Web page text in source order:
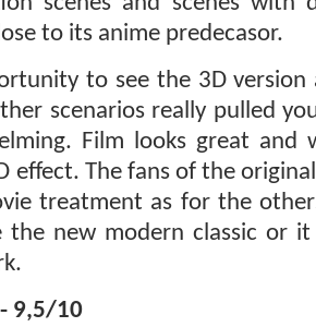
to its anime predecasor.
to see the 3D
scenarios really pulled
Film looks great and
effect. The fans of the
treatment as for the
the new modern classic or
9,5/10